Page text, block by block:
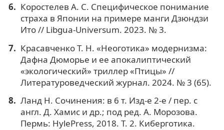
Коростелев А. С. Специфическое понимание
страха в Японии на примере манги Дзюндзи
Ито // Libgua-Universum. 2023. № 3.
Красавченко Т. Н. «Неоготика» модернизма:
Дафна Дюморье и ее апокалиптический
«экологический» триллер «Птицы» //
Литературоведческий журнал. 2024. № 3 (65).
Ланд Н. Сочинения: в 6 т. Изд-е 2-е / пер. с
англ. Д. Хамис и др.; под ред. А. Морозова.
Пермь: HylePress, 2018. Т. 2. Киберготика.